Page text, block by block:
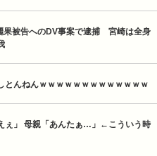
果被告へのDV事案で逮捕　宮崎は全身
とんねんｗｗｗｗｗｗｗｗｗｗｗｗｗ
ぇ」 母親「あんたぁ…」←こういう時